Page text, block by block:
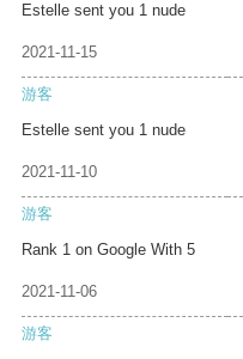
Estelle sent you 1 nude
2021-11-15
游客
Estelle sent you 1 nude
2021-11-10
游客
Rank 1 on Google With 5
2021-11-06
游客